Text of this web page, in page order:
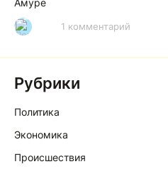
Амуре
Р 1 комментарий
Рубрики
Политика
Экономика
Происшествия